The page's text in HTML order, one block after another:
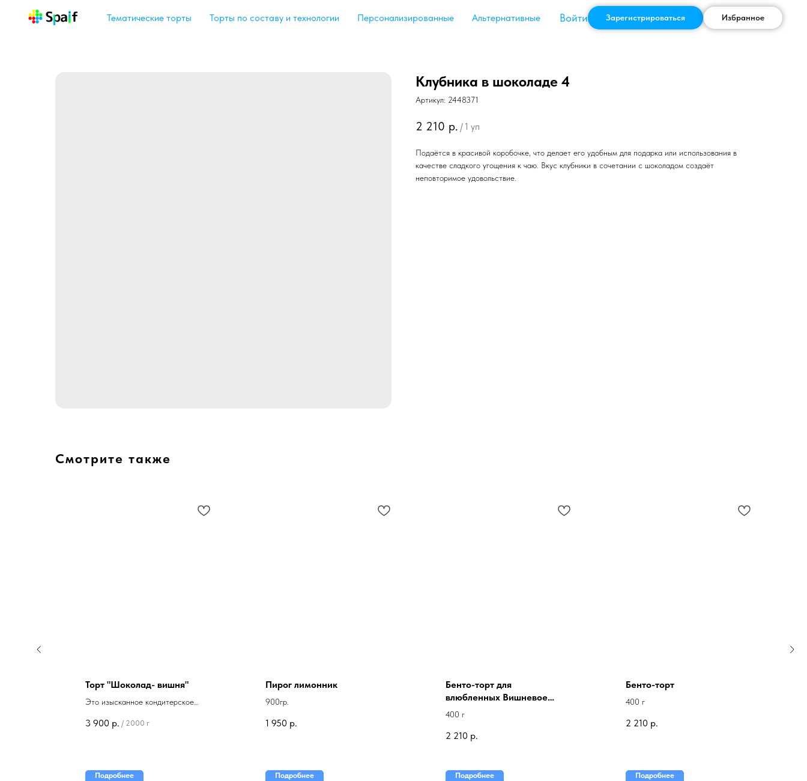
Тематические торты Торты по составу и технологии Персонализированные Альтернативные Войти Зарегистрироваться Избранное
Клубника в шоколаде 4
Артикул: 2448371
2 210 р. / 1 уп
Подаётся в красивой коробочке, что делает его удобным для подарка или использования в
качестве сладкого угощения к чаю. Вкус клубники в сочетании с шоколадом создаёт
неповторимое удовольствие.
Смотрите также
Торт "Шоколад- вишня"
Это изысканное кондитерское
шоколадный вкус сочетается с
3 900 р. / 2000 г
Подробнее
Пирог лимонник
900гр.
1 950 р.
Подробнее
Бенто-торт для
влюбленных Вишневое
конфи
400 г
2 210 р.
Подробнее
Бенто-торт
400 г
2 210 р.
Подробнее